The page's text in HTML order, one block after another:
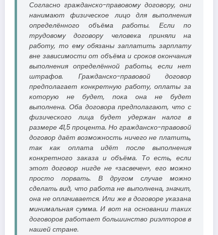
Согласно гражданско-правовому договору, они
нанимают физическое лицо для выполнения
определённого объёма работы. Если по
трудовому договору человека приняли на
работу, то ему обязаны заплатить зарплату
вне зависимости от объёма и сроков окончания
выполнения определённой работы, если нет
штрафов. Гражданско-правовой договор
предполагает конкретную работу, оплаты за
которую не будет, пока она не будет
выполнена. Оба договора предполагают, что с
физического лица будет удержан налог в
размере 41,5 процента. Но гражданско-правовой
договор даёт возможность ничего не платить,
так как оплата идёт после выполнения
конкретного заказа и объёма. То есть, если
этот договор нигде не «засвечен», его можно
просто порвать. В другом случае можно
сделать вид, что работа не выполнена, значит,
она не оплачивается. Или же в договоре указана
минимальная сумма. И вот на основании таких
договоров работает большинство риэлторов в
нашей стране.